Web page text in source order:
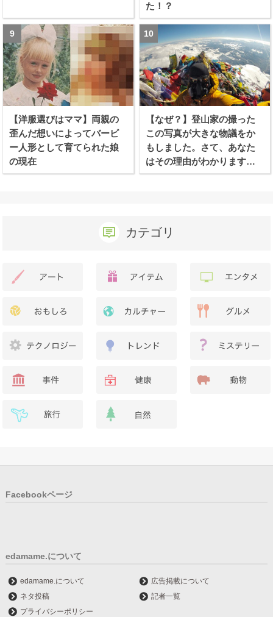
た！？
【洋服選びはママ】両親の
歪んだ想いによってバービ
ー人形として育てられた娘
の現在
【なぜ？】登山家の撮った
この写真が大きな物議をか
もしました。さて、あなた
はその理由がわかります
か？
カテゴリ
Facebookページ
edamame.について
edamame.について
広告掲載について
ネタ投稿
記者一覧
プライバシーポリシー